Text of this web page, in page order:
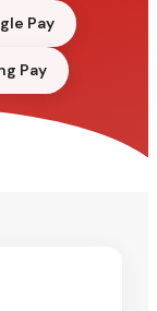
Pay
Pay